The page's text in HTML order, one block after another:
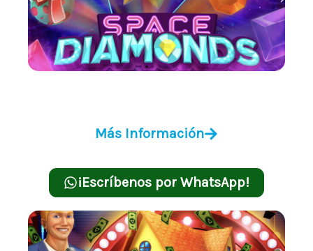
Más Información
¡Escríbenos por WhatsApp!